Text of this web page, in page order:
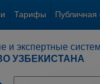
Тарифы Публичная
и экспертные
УЗБЕКИСТАНА